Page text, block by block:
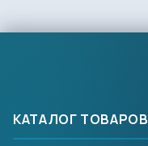
КАТАЛОГ ТОВАРОВ